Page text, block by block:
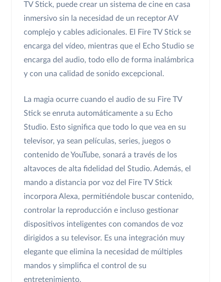
TV Stick, puede crear un sistema de cine en casa
inmersivo sin la necesidad de un receptor AV
complejo y cables adicionales. El Fire TV Stick se
encarga del vídeo, mientras que el Echo Studio se
encarga del audio, todo ello de forma inalámbrica
y con una calidad de sonido excepcional.
La magia ocurre cuando el audio de su Fire TV
Stick se enruta automáticamente a su Echo
Studio. Esto significa que todo lo que vea en su
televisor, ya sean películas, series, juegos o
contenido de YouTube, sonará a través de los
altavoces de alta fidelidad del Studio. Además, el
mando a distancia por voz del Fire TV Stick
incorpora Alexa, permitiéndole buscar contenido,
controlar la reproducción e incluso gestionar
dispositivos inteligentes con comandos de voz
dirigidos a su televisor. Es una integración muy
elegante que elimina la necesidad de múltiples
mandos y simplifica el control de su
entretenimiento.